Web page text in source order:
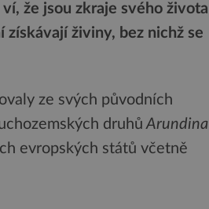
že jsou zkraje svého života
živiny, bez nichž se
ze svých původních
druhů Arundina
evropských států včetně